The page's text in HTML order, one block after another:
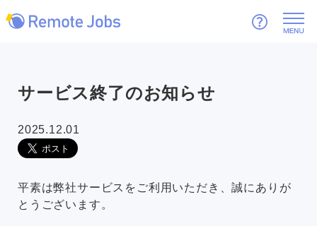
サービス終了のお知らせ
2025.12.01
平素は弊社サービスをご利用いただき、誠にありが
とうございます。